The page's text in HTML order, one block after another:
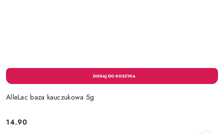
AlleLac baza kauczukowa 5g
Cena:
14.90